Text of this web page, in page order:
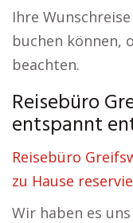
Ihre
buchen können,
beachten.
Reisebüro
entspannt
Reisebüro
zu Hause
Wir haben es